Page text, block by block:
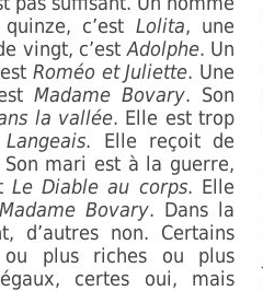
c’est Lolita, une
vingt, c’est Adolphe. Un
Roméo et Juliette. Une
Madame Bovary. Son
la vallée. Elle est trop
. Elle reçoit de
Son mari est à la guerre,
Le Diable au corps. Elle
Madame Bovary. Dans la
d’autres non. Certains
ou plus riches ou plus
certes oui, mais